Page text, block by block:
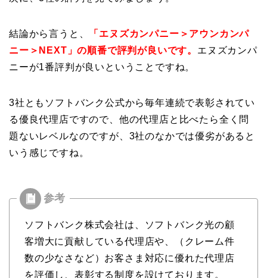
結論から言うと、
「エヌズカンパニー＞アウンカンパ
ニー＞NEXT」の順番で評判が良いです。 エヌズカンパ
ニーが1番評判が良いということですね。
3社ともソフトバンク公式から毎年連続で表彰されてい
る優良代理店ですので、他の代理店と比べたら全く問
題ないレベルなのですが、3社のなかでは優劣があると
いう感じですね。
ソフトバンク株式会社は、ソフトバンク光の顧
客増大に貢献している代理店や、（クレーム件
数の少なさなど）お客さま対応に優れた代理店
を評価し、表彰する制度を設けております。